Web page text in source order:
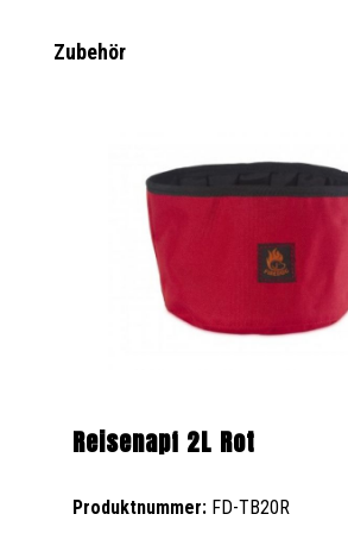
Produktgalerie überspringen
Zubehör
Reisenapf 2L Rot
Produktnummer: FD-TB20R